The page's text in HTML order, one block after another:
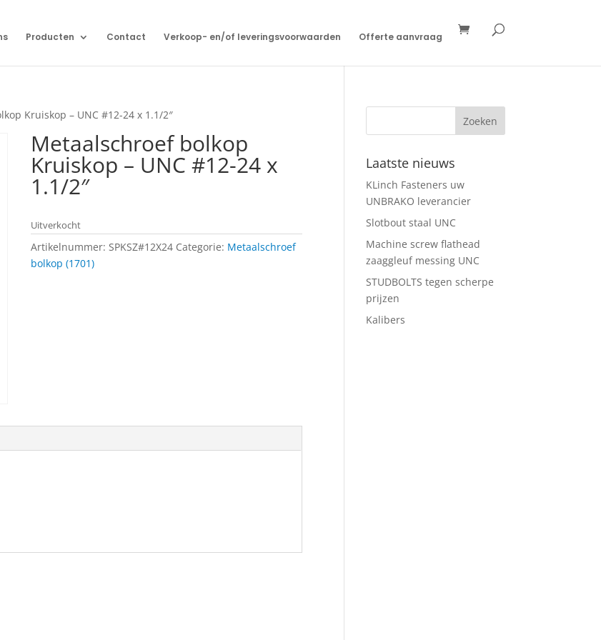
Producten Contact Verkoop- en/of leveringsvoorwaarden Offerte aanvraag
Kruiskop – UNC #12-24 x 1.1/2″
Metaalschroef bolkop
Kruiskop – UNC #12-24 x
1.1/2″
Uitverkocht
Artikelnummer:SPKSZ#12X24 Categorie: Metaalschroef
bolkop (1701)
Laatste nieuws
KLinch Fasteners uw
UNBRAKO leverancier
Slotbout staal UNC
Machine screw flathead
zaaggleuf messing UNC
STUDBOLTS tegen scherpe
prijzen
Kalibers